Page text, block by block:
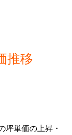
推移
坪単価の上昇・